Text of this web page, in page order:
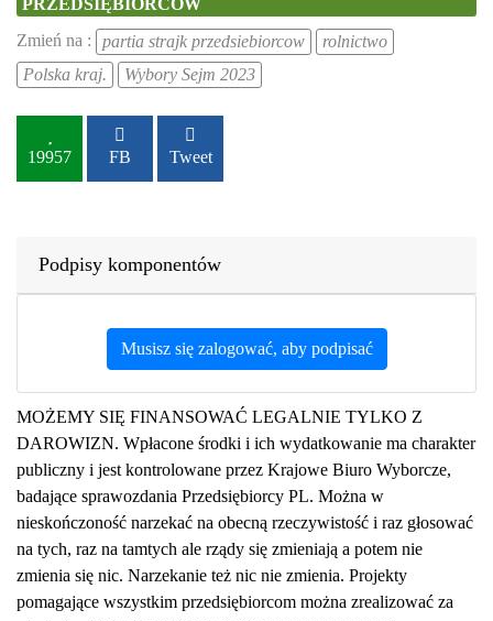
PRZEDSIĘBIORCÓW
Zmień na :
partia strajk przedsiebiorcow
rolnictwo
Polska kraj.
Wybory Sejm 2023
19957 FB Tweet
Podpisy komponentów
Musisz się zalogować, aby podpisać
MOŻEMY SIĘ FINANSOWAĆ LEGALNIE TYLKO Z
DAROWIZN. Wpłacone środki i ich wydatkowanie ma charakter
publiczny i jest kontrolowane przez Krajowe Biuro Wyborcze,
badające sprawozdania Przedsiębiorcy PL. Można w
nieskończoność narzekać na obecną rzeczywistość i raz głosować
na tych, raz na tamtych ale rządy się zmieniają a potem nie
zmienia się nic. Narzekanie też nic nie zmienia. Projekty
pomagające wszystkim przedsiębiorcom można zrealizować za